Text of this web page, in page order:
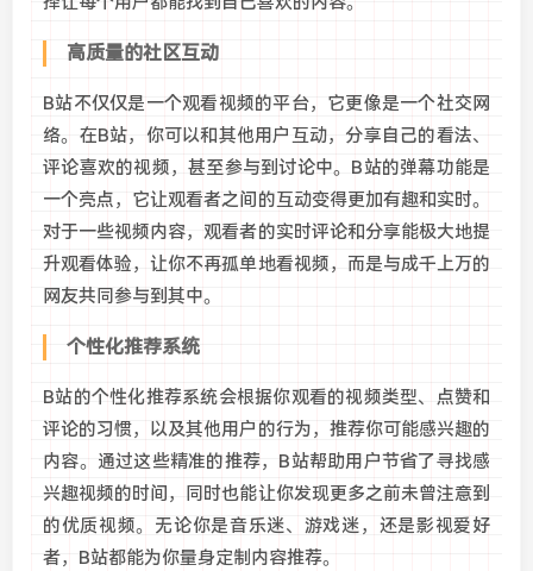
高质量的社区互动
B站不仅仅是一个观看视频的平台，它更像是一个社交网
络。在B站，你可以和其他用户互动，分享自己的看法、
评论喜欢的视频，甚至参与到讨论中。B站的弹幕功能是
一个亮点，它让观看者之间的互动变得更加有趣和实时。
对于一些视频内容，观看者的实时评论和分享能极大地提
升观看体验，让你不再孤单地看视频，而是与成千上万的
网友共同参与到其中。
个性化推荐系统
B站的个性化推荐系统会根据你观看的视频类型、点赞和
评论的习惯，以及其他用户的行为，推荐你可能感兴趣的
内容。通过这些精准的推荐，B站帮助用户节省了寻找感
兴趣视频的时间，同时也能让你发现更多之前未曾注意到
的优质视频。无论你是音乐迷、游戏迷，还是影视爱好
者，B站都能为你量身定制内容推荐。